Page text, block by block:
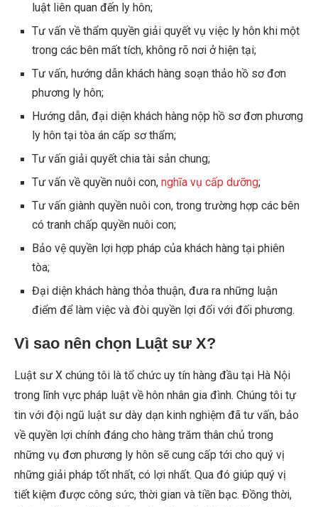
luật liên quan đến ly hôn;
Tư vấn về thẩm quyền giải quyết vụ việc ly hôn khi một
trong các bên mất tích, không rõ nơi ở hiện tại;
Tư vấn, hướng dẫn khách hàng soạn thảo hồ sơ đơn
phương ly hôn;
Hướng dẫn, đại diện khách hàng nộp hồ sơ đơn phương
ly hôn tại tòa án cấp sơ thẩm;
Tư vấn giải quyết chia tài sản chung;
Tư vấn về quyền nuôi con, nghĩa vụ cấp dưỡng;
Tư vấn giành quyền nuôi con, trong trường hợp các bên
có tranh chấp quyền nuôi con;
Bảo vệ quyền lợi hợp pháp của khách hàng tại phiên
tòa;
Đại diện khách hàng thỏa thuận, đưa ra những luận
điểm để làm việc và đòi quyền lợi đối với đối phương.
Vì sao nên chọn Luật sư X?
Luật sư X chúng tôi là tổ chức uy tín hàng đầu tại Hà Nội
trong lĩnh vực pháp luật về hôn nhân gia đình. Chúng tôi tự
tin với đội ngũ luật sư dày dạn kinh nghiệm đã tư vấn, bảo
về quyền lợi chính đáng cho hàng trăm thân chủ trong
những vụ đơn phương ly hôn sẽ cung cấp tới cho quý vị
những giải pháp tốt nhất, có lợi nhất. Qua đó giúp quý vị
tiết kiệm được công sức, thời gian và tiền bạc. Đồng thời,